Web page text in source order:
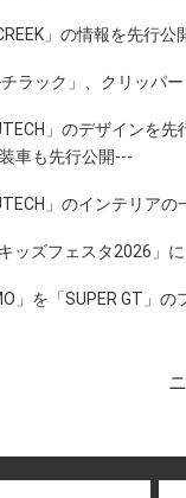
」の情報を先行公
ラック」、クリッパ
」のデザインを先
車も先行公開---
」のインテリアの
ッズフェスタ2026」
」を「SUPER GT」